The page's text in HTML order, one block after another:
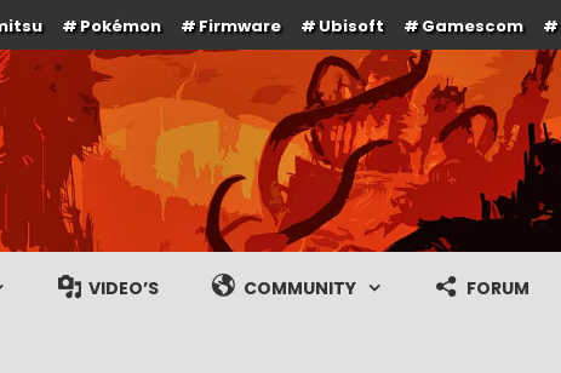
Pokémon Firmware Ubisoft Gamescom
gameplay streams
VIDEO’S COMMUNITY FORUM